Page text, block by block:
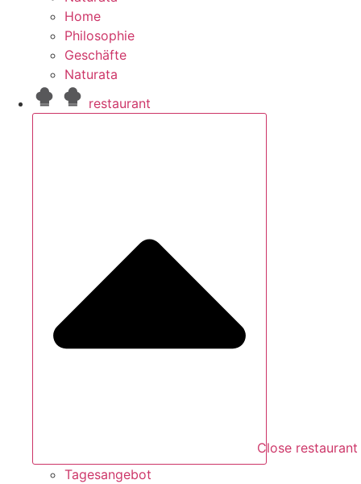
Home
Philosophie
Geschäfte
Naturata
restaurant
Close restaurant
Tagesangebot